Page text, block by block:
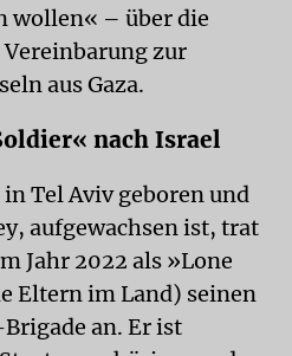
wollen« – über die
zur
aus Gaza.
nach Israel
Tel Aviv geboren und
aufgewachsen ist, trat
Jahr 2022 als »Lone
Eltern im Land) seinen
an. Er ist